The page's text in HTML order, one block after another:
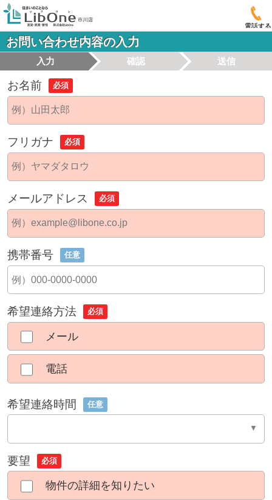
電話する
お問い合わせ内容の入力
入力 確認 送信
お名前 必須
フリガナ 必須
メールアドレス 必須
携帯番号 任意
希望連絡方法 必須
メール
電話
希望連絡時間 任意
要望 必須
物件の詳細を知りたい